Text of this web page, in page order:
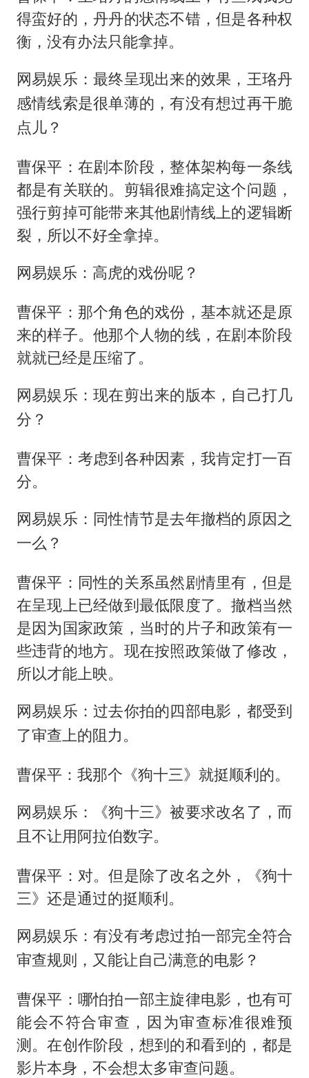
得蛮好的，丹丹的状态不错，但是各种权
衡，没有办法只能拿掉。
网易娱乐：最终呈现出来的效果，王珞丹
感情线索是很单薄的，有没有想过再干脆
点儿？
曹保平：在剧本阶段，整体架构每一条线
都是有关联的。剪辑很难搞定这个问题，
强行剪掉可能带来其他剧情线上的逻辑断
裂，所以不好全拿掉。
网易娱乐：高虎的戏份呢？
曹保平：那个角色的戏份，基本就还是原
来的样子。他那个人物的线，在剧本阶段
就就已经是压缩了。
网易娱乐：现在剪出来的版本，自己打几
分？
曹保平：考虑到各种因素，我肯定打一百
分。
网易娱乐：同性情节是去年撤档的原因之
一么？
曹保平：同性的关系虽然剧情里有，但是
在呈现上已经做到最低限度了。撤档当然
是因为国家政策，当时的片子和政策有一
些违背的地方。现在按照政策做了修改，
所以才能上映。
网易娱乐：过去你拍的四部电影，都受到
了审查上的阻力。
曹保平：我那个《狗十三》就挺顺利的。
网易娱乐：《狗十三》被要求改名了，而
且不让用阿拉伯数字。
曹保平：对。但是除了改名之外，《狗十
三》还是通过的挺顺利。
网易娱乐：有没有考虑过拍一部完全符合
审查规则，又能让自己满意的电影？
曹保平：哪怕拍一部主旋律电影，也有可
能会不符合审查，因为审查标准很难预
测。在创作阶段，想到的和看到的，都是
影片本身，不会想太多审查问题。